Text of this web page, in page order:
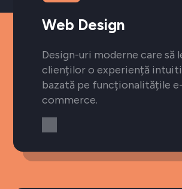
Web Design
Design-uri moderne care să
clienților o experiență
bazată pe funcționalitățile e-
commerce.